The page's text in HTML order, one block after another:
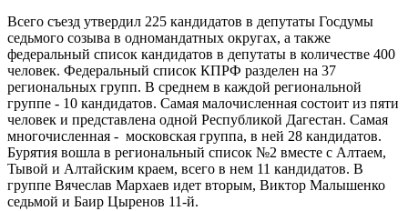
Всего съезд утвердил 225 кандидатов в депутаты Госдумы
седьмого созыва в одномандатных округах, а также
федеральный список кандидатов в депутаты в количестве 400
человек. Федеральный список КПРФ разделен на 37
региональных групп. В среднем в каждой региональной
группе - 10 кандидатов. Самая малочисленная состоит из пяти
человек и представлена одной Республикой Дагестан. Самая
многочисленная - московская группа, в ней 28 кандидатов.
Бурятия вошла в региональный список №2 вместе с Алтаем,
Тывой и Алтайским краем, всего в нем 11 кандидатов. В
группе Вячеслав Мархаев идет вторым, Виктор Малышенко
седьмой и Баир Цыренов 11-й.